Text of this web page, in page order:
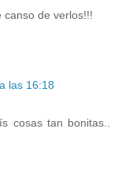
canso de verlos!!!
las 16:18
cosas tan bonitas..